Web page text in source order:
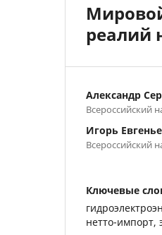
реалий
Александр
Всероссийский
Игорь
Всероссийский
Ключевые
нетто-импорт,